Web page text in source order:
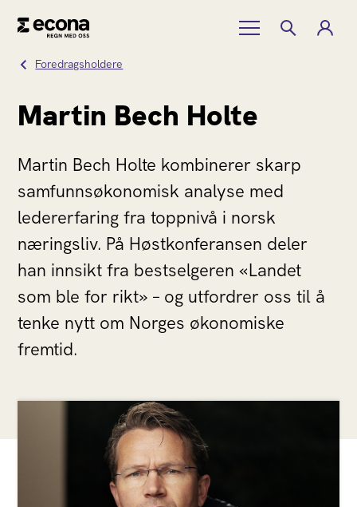
Foredragsholdere
Martin Bech Holte
Martin Bech Holte kombinerer skarp
samfunnsøkonomisk analyse med
ledererfaring fra toppnivå i norsk
næringsliv. På Høstkonferansen deler
han innsikt fra bestselgeren «Landet
som ble for rikt» – og utfordrer oss til å
tenke nytt om Norges økonomiske
fremtid.